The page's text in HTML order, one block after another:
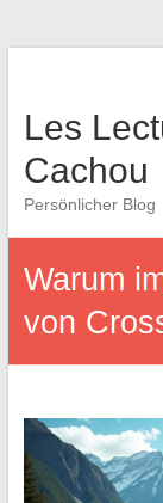
Les
Cachou
Persönlicher Blog
Warum
von